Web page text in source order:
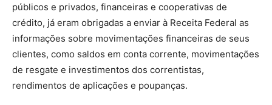
públicos e privados, financeiras e cooperativas de
crédito, já eram obrigadas a enviar à Receita Federal as
informações sobre movimentações financeiras de seus
clientes, como saldos em conta corrente, movimentações
de resgate e investimentos dos correntistas,
rendimentos de aplicações e poupanças.